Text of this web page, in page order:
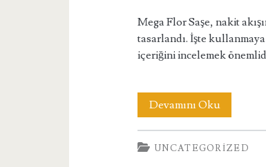
Mega Flor Saşe, nakit
tasarlandı. İşte
içeriğini incelemek
Devamını OkuMega
Flor
Saşe
UNCATEGORIZED